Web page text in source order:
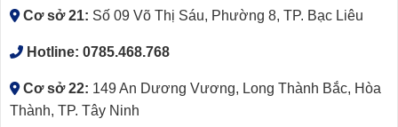
Cơ sở 21: Số 09 Võ Thị Sáu, Phường 8, TP. Bạc Liêu
Hotline: 0785.468.768
Cơ sở 22: 149 An Dương Vương, Long Thành Bắc, Hòa
Thành, TP. Tây Ninh